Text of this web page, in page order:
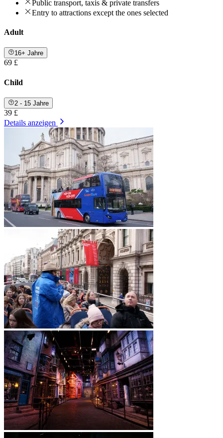
Public transport, taxis & private transfers
Entry to attractions except the ones selected
Adult
16+ Jahre
69 £
Child
2 - 15 Jahre
39 £
Details anzeigen